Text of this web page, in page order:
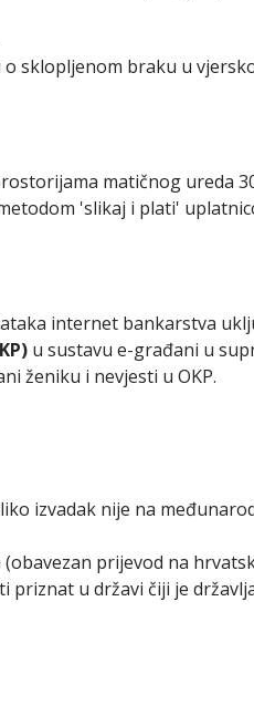
sklopljenom braku u
matičnog ureda
'slikaj i plati'
internet bankarstva
u sustavu e-građani u
ženiku i nevjesti u OKP.
izvadak nije na
prijevod na
priznat u državi čiji je